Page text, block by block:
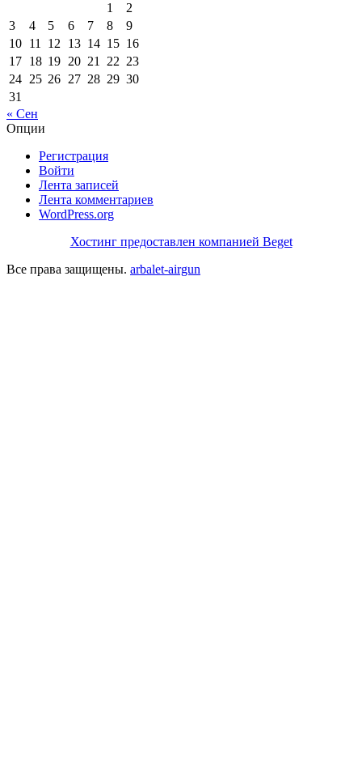
1
2
3
4 5 6 7 8
9
10 11 12 13 14 15 16
17 18 19 20 21 22 23
24 25 26 27 28 29 30
31
« Сен
Опции
Регистрация
Войти
Лента записей
Лента комментариев
WordPress.org
Хостинг предоставлен компанией Beget
Все права защищены. arbalet-airgun